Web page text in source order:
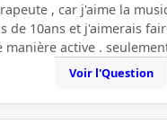
, car j'aime la
de 10ans et j'aimerais
manière active .
Voir l'Question